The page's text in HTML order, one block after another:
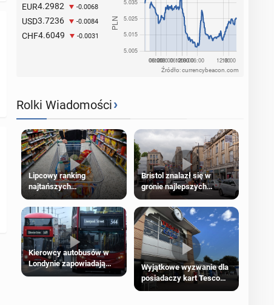
EUR4.2982 -0.0068
USD3.7236 -0.0084
CHF4.6049 -0.0031
Źródło: currencybeacon.com
Rolki Wiadomości›
Lipcowy ranking
najtańszych
supermarketów
Bristol znalazł się w
gronie najlepszych
kierunków podróży na
świecie
Kierowcy autobusów w
Londynie zapowiadają
strajki
Wyjątkowe wyzwanie dla
posiadaczy kart Tesco
Clubcard!